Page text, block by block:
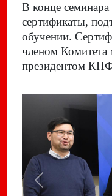
В конце
сертификаты,
обучении.
членом
президентом
Previous